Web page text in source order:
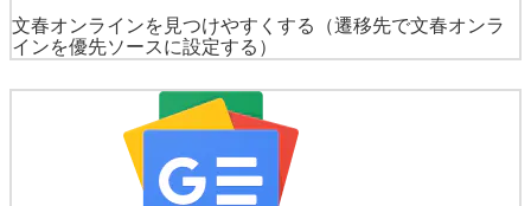
文春オンラインを見つけやすくする
（遷移先で文春オンラ
インを優先ソースに設定する）